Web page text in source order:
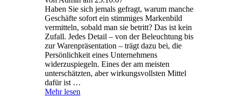
Haben Sie sich jemals gefragt, warum manche
Geschäfte sofort ein stimmiges Markenbild
vermitteln, sobald man sie betritt? Das ist kein
Zufall. Jedes Detail – von der Beleuchtung bis
zur Warenpräsentation – trägt dazu bei, die
Persönlichkeit eines Unternehmens
widerzuspiegeln. Eines der am meisten
unterschätzten, aber wirkungsvollsten Mittel
dafür ist …
Mehr lesen